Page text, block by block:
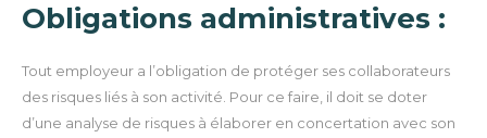
Obligations administratives :
Tout employeur a l’obligation de protéger ses collaborateurs
des risques liés à son activité. Pour ce faire, il doit se doter
d’une analyse de risques à élaborer en concertation avec son